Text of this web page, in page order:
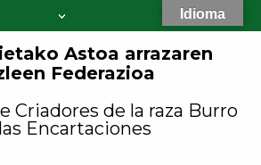
Astoa arrazaren
Federazioa
Criadores de la raza Burro
Encartaciones
Idioma